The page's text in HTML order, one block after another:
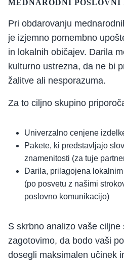
MEDNARODNI POSLOVNI
Pri obdarovanju
je izjemno pomembno
in lokalnih običajev. Darila
kulturno ustrezna, da ne bi
žalitve ali nesporazuma.
Za to ciljno skupino
Univerzalno cenjene
Pakete, ki predstavljajo
znamenitosti (za tuje
Darila, prilagojena
(po posvetu z našimi
poslovno komunikacijo)
S skrbno analizo vaše ciljne
zagotovimo, da bodo vaši
dosegli maksimalen učinek